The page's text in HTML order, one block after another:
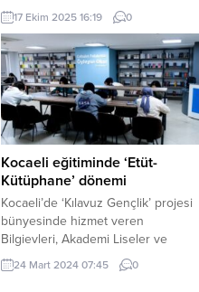
ortak çalışmayla personeline
madde bağımlılığı ile mücadele
eğitimi verdi. ANTALYA (İGFA) –
Bağımlılık yaşı giderek düşen,
kullanan kişileri sosyolojik, fiziksel
ve ekonomik olarak yıpratan
uyuşturucu maddelerin mücadelesi
ile ilgili farkındalık çalışması yapan
Antalya Büyükşehir Belediyesi
hizmet içi eğitimlerine devam
ediyor. Antalya Narkotik...
17 Ekim 2025 16:19 0
Kocaeli eğitiminde ‘Etüt-
Kütüphane’ dönemi
Kocaeli’de ‘Kılavuz Gençlik’ projesi
bünyesinde hizmet veren
Bilgievleri, Akademi Liseler ve
Gençlik Merkezlerinde ‘Etüt-
Kütüphane’ dönemi başladı
24 Mart 2024 07:45 0